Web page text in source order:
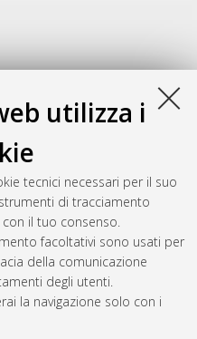
utilizza i
tecnici necessari per il suo
di tracciamento
il tuo consenso.
facoltativi sono usati per
della comunicazione
degli utenti.
la navigazione solo con i